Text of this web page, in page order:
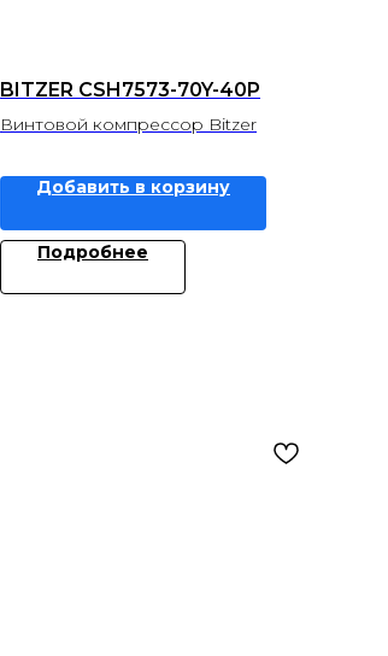
BITZER CSH7573-70Y-40P
Винтовой компрессор Bitzer
Добавить в корзину
Подробнее